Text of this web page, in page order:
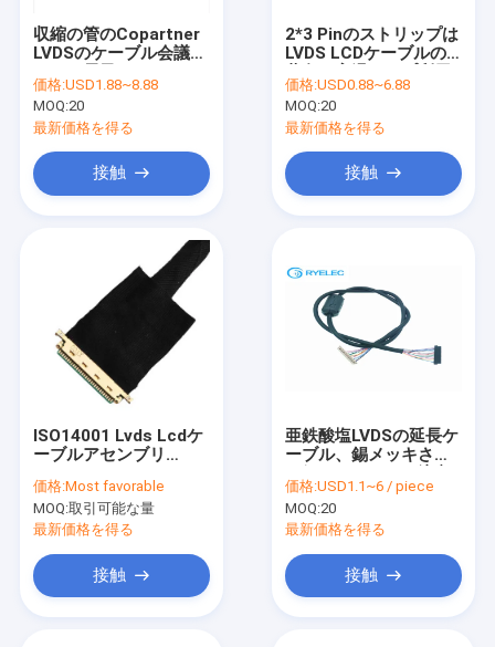
収縮の管のCopartner
LVDSのケーブル会議、
のケーブル
価格:USD1.88~8.88
MOQ:20
最新価格を得る
接触
2*3 Pinのストリップは
LVDS LCDケーブルの
できる24AWGを錫メッ
キしました
価格:USD0.88~6.88
MOQ:20
最新価格を得る
接触
ISO14001 Lvds Lcdケ
ーブルアセンブリ
PHR-6P 1255H-2
価格:Most favorable
MOQ:取引可能な量
最新価格を得る
接触
亜鉄酸塩LVDSの延長ケ
ーブル、錫メッキされ
LVDSケーブル
価格:USD1.1~6 / piece
MOQ:20
最新価格を得る
接触